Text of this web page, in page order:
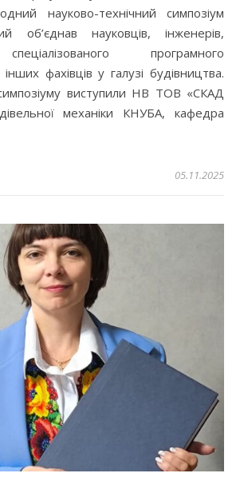
науково-технічний симпозіум
об’єднав науковців, інженерів,
програмного
фахівців у галузі будівництва.
виступили НВ ТОВ «СКАД
механіки КНУБА, кафедра
05.11.2025